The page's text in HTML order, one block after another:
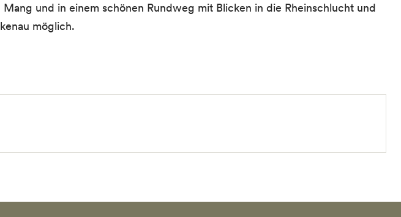
und in einem schönen Rundweg mit Blicken in die Rheinschlucht und
möglich.